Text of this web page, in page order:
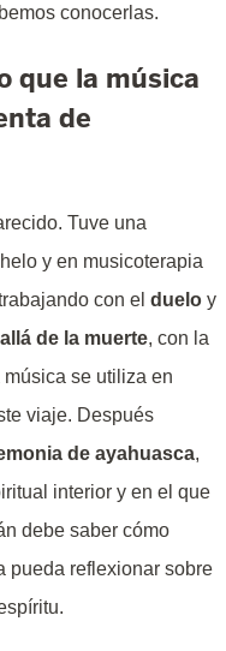
conocerlas.
que la música
de
Tuve una
y en musicoterapia
con el duelo y
de la muerte, con la
música se utiliza en
viaje. Después
de ayahuasca,
interior y en el que
debe saber cómo
pueda reflexionar sobre